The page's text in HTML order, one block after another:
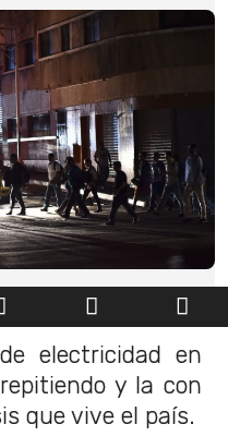
electricidad en
y la con
que vive el país.